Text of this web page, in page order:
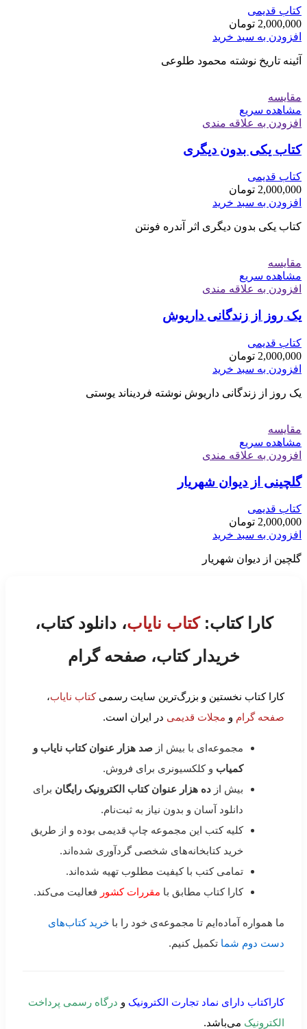
کتاب قدیمی
2,000,000 تومان
افزودن به سبد خرید
آئینه تاریخ نوشته محمود طلوعی
مقایسه
مشاهده سریع
افزودن به علاقه مندی
کتاب یکی بدون دیگری
کتاب قدیمی
2,000,000 تومان
افزودن به سبد خرید
کتاب یکی بدون دیگری اثر آندره فونتن
مقایسه
مشاهده سریع
افزودن به علاقه مندی
یک روز از زندگانی داریوش
کتاب قدیمی
2,000,000 تومان
افزودن به سبد خرید
یک روز از زندگانی داریوش نوشته فردیناند یوستی
مقایسه
مشاهده سریع
افزودن به علاقه مندی
گلچینی از دیوان شهریار
کتاب قدیمی
2,000,000 تومان
افزودن به سبد خرید
گلچین از دیوان شهریار
کارا کتاب:کتاب نایاب، دانلود کتاب،
خریدار کتاب، صفحه گرام
کارا کتاب نخستین و بزرگ‌ترین سایت رسمیکتاب نایاب،
صفحه گرام و مجلات قدیمی در ایران است.
مجموعه‌ای با بیش از صد هزار عنوان کتاب نایاب و
کمیاب و کلکسیونری برای فروش.
بیش از ده هزار عنوان کتاب الکترونیک رایگان برای
دانلود آسان و بدون نیاز به ثبت‌نام.
کلیه کتب این مجموعه چاپ قدیمی بوده و از طریق
خرید کتابخانه‌های شخصی گردآوری شده‌اند.
تمامی کتب با کیفیت مطلوب تهیه شده‌اند.
کارا کتاب مطابق با مقررات کشور فعالیت می‌کند.
ما همواره آماده‌ایم تا مجموعه‌ی خود را با خرید کتاب‌های
دست دوم شما تکمیل کنیم.
کاراکتاب دارای نماد تجارت الکترونیک و درگاه رسمی پرداخت
الکترونیک می‌باشد.